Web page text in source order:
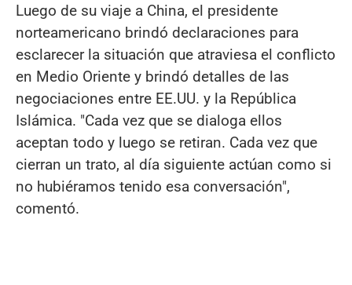
Luego de su viaje a China, el presidente
norteamericano brindó declaraciones para
esclarecer la situación que atraviesa el conflicto
en Medio Oriente y brindó detalles de las
negociaciones entre EE.UU. y la República
Islámica. "Cada vez que se dialoga ellos
aceptan todo y luego se retiran. Cada vez que
cierran un trato, al día siguiente actúan como si
no hubiéramos tenido esa conversación",
comentó.